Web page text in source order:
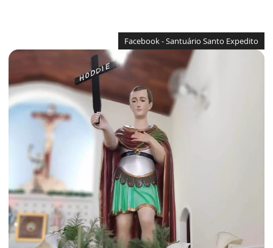
Facebook - Santuário Santo Expedito